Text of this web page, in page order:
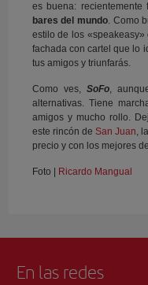
es buena: recientemente
bares del mundo. Como
estilo de los
fachada con cartel que lo
tus amigos y triunfarás.
Como ves, SoFo,
alternativas. Tiene
amigos y mucho rollo.
este rincón de San Juan,
precio y con los mejores
Foto | Ricardo Mangual
En las redes